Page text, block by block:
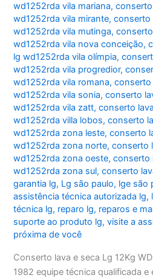
wd1252rda vila mariana,
wd1252rda vila mirante,conserto
wd1252rda vila mutinga,
wd1252rda vila nova conceição,
lg wd1252rda vila olímpia,
wd1252rda vila progredior,
wd1252rda vila romana,conserto
wd1252rda vila sonia,conserto
wd1252rda vila zatt,conserto
wd1252rda villa lobos,conserto
wd1252rda zona leste,conserto
wd1252rda zona norte,conserto
wd1252rda zona oeste,conserto
wd1252rda zona sul,conserto
garantia lg, Lg são paulo, lge são
assistência técnica autorizada lg,
técnica lg, reparo lg, reparos e
suporte ao produto lg,visite a
próxima de você
Conserto lava e seca Lg 12Kg
1982 equipe técnica qualificada